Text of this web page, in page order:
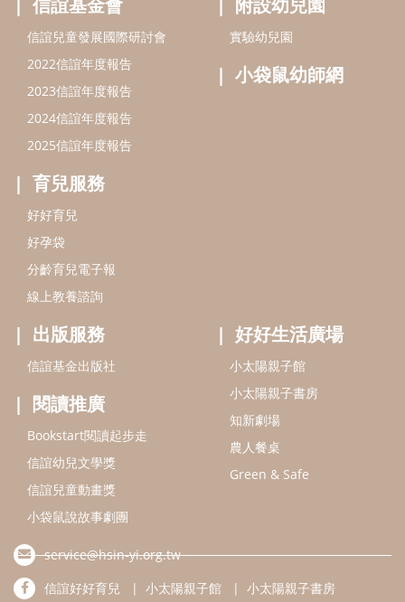
好孕袋
分齡育兒電子報
線上教養諮詢
出版服務
信誼基金出版社
閱讀推廣
Bookstart閱讀起步走
信誼幼兒文學獎
信誼兒童動畫獎
小袋鼠說故事劇團
service@hsin-yi.org.tw
信誼好好育兒
小太陽親子書房
(02)2396-5305轉2345 (週一～週五 9:00～18:00)
認識信誼 合作洽談 智慧財產權聲明
本網站建議使用IE9(含以上)或 Google Chrome 版本瀏覽器
信誼基金會/上誼文化實業股份有限公司 版權所有 ©